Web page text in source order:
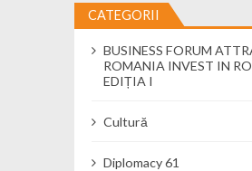
Încă o
CATEGORII
BUSINESS FORUM
ROMANIA INVEST IN
EDIȚIA I
Cultură
Diplomacy 61